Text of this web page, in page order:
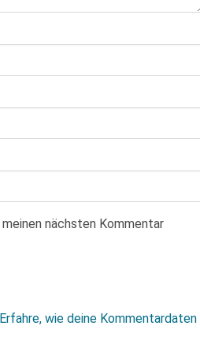
nächsten Kommentar
Erfahre, wie deine Kommentardaten